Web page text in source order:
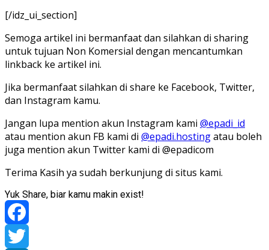
[/idz_ui_section]
Semoga artikel ini bermanfaat dan silahkan di sharing
untuk tujuan Non Komersial dengan mencantumkan
linkback ke artikel ini.
Jika bermanfaat silahkan di share ke Facebook, Twitter,
dan Instagram kamu.
Jangan lupa mention akun Instagram kami @epadi_id
atau mention akun FB kami di @epadi.hostingatau boleh
juga mention akun Twitter kami di @epadicom
Terima Kasih ya sudah berkunjung di situs kami.
Yuk Share, biar kamu makin exist!
Facebook